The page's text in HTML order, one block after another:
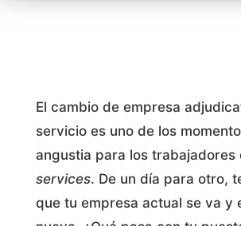
El cambio de empresa
servicio es uno de los
angustia para los trabajadores
services. De un día para otro,
que tu empresa actual se va y